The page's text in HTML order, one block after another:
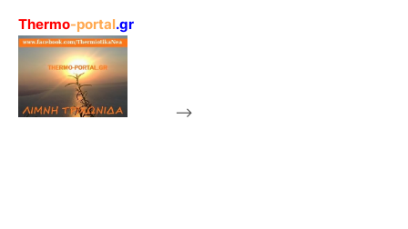
Thermo-portal.gr
-->